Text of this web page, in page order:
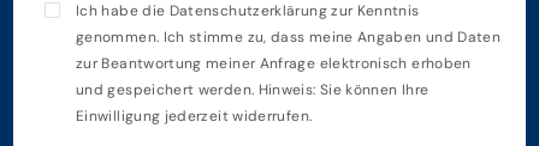
Ich habe die Datenschutzerklärungzur Kenntnis
genommen. Ich stimme zu, dass meine Angaben und Daten
zur Beantwortung meiner Anfrage elektronisch erhoben
und gespeichert werden. Hinweis: Sie können Ihre
Einwilligung jederzeit widerrufen.